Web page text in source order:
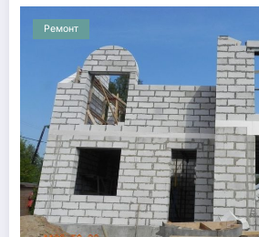
Ремонт